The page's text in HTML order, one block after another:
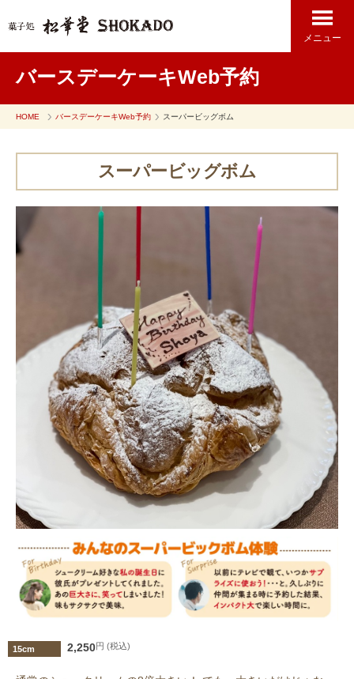
メニュー
バースデーケーキWeb予約
HOME バースデーケーキWeb予約 スーパービッグボム
スーパービッグボム
15cm 2,250円 (税込)